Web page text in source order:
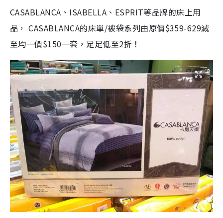
CASABLANCA、ISABELLA、ESPRIT等品牌的床上用
品， CASABLANCA的床單/被袋系列由原價$359-629減
至均一價$150一套，足足低至2折！